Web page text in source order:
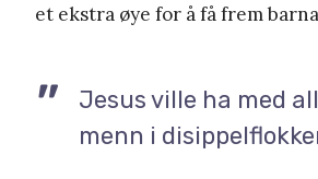
et ekstra øye for å få frem
Jesus ville ha med
menn i